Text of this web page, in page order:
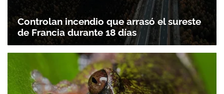
Controlan incendio que arrasó el sureste
de Francia durante 18 días